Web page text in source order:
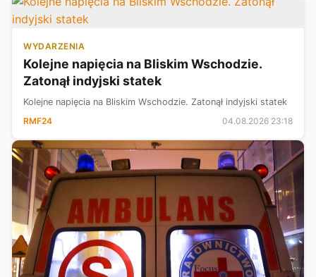
WYDARZENIA
Kolejne napięcia na Bliskim Wschodzie.
Zatonął indyjski statek
Kolejne napięcia na Bliskim Wschodzie. Zatonął indyjski statek
RMF24
04.08.2026 23:18